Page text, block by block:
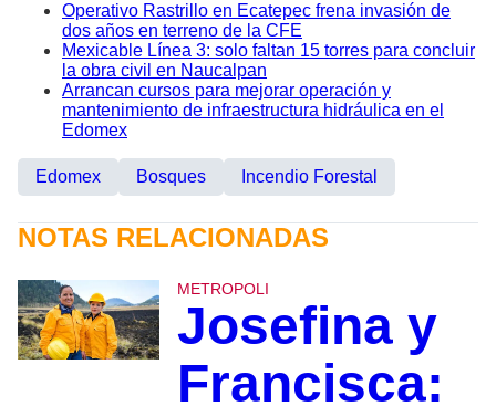
Operativo Rastrillo en Ecatepec frena invasión de
dos años en terreno de la CFE
Mexicable Línea 3: solo faltan 15 torres para concluir
la obra civil en Naucalpan
Arrancan cursos para mejorar operación y
mantenimiento de infraestructura hidráulica en el
Edomex
Edomex Bosques Incendio Forestal
NOTAS RELACIONADAS
METROPOLI
Josefina y
Francisca: